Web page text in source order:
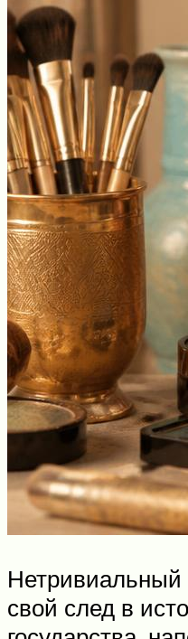
Нетривиальный
свой след в